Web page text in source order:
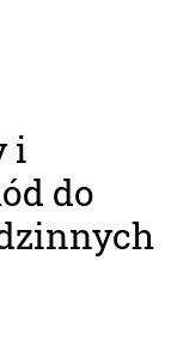
i
do